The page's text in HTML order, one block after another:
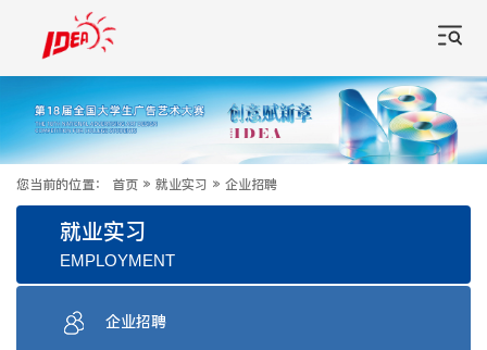
您当前的位置： 首页 » 就业实习 » 企业招聘
就业实习
EMPLOYMENT
企业招聘